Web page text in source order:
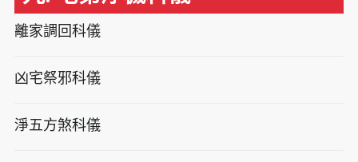
離家調回科儀
凶宅祭邪科儀
淨五方煞科儀